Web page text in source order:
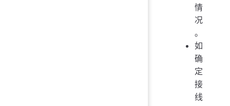
情
况
。
如
确
定
接
线